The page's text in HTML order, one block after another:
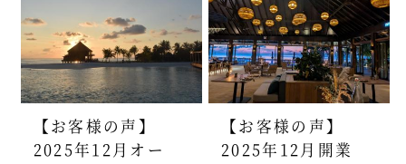
【お客様の声】
2025年12月オー
【お客様の声】
2025年12月開業